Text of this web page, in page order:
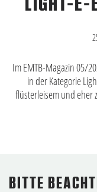
Im EMTB-Magazin 05/
in der Kategorie
flüsterleisem und eher
BITTE